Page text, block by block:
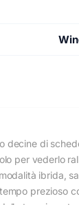
decine di
per vederlo
ibrida,
prezioso